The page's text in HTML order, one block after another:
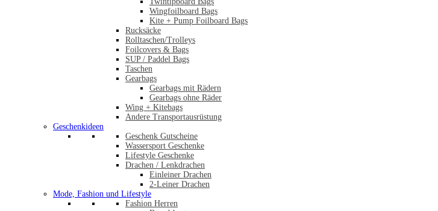
Wingfoilboard Bags
Kite + Pump Foilboard Bags
Rucksäcke
Rolltaschen/Trolleys
Foilcovers & Bags
SUP / Paddel Bags
Taschen
Gearbags
Gearbags mit Rädern
Gearbags ohne Räder
Wing + Kitebags
Andere Transportausrüstung
Geschenkideen
Geschenk Gutscheine
Wassersport Geschenke
Lifestyle Geschenke
Drachen / Lenkdrachen
Einleiner Drachen
2-Leiner Drachen
Mode, Fashion und Lifestyle
Fashion Herren